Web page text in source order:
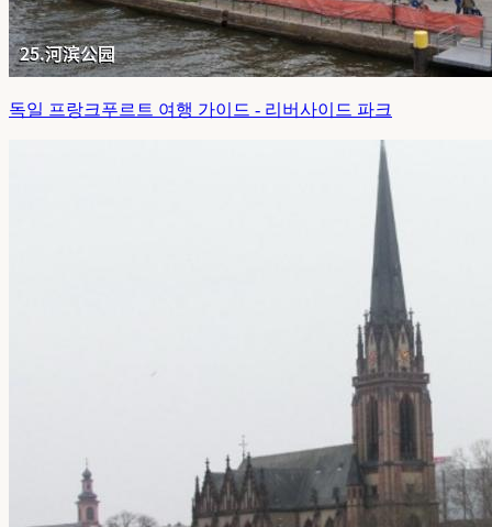
독일 프랑크푸르트 여행 가이드 - 리버사이드 파크